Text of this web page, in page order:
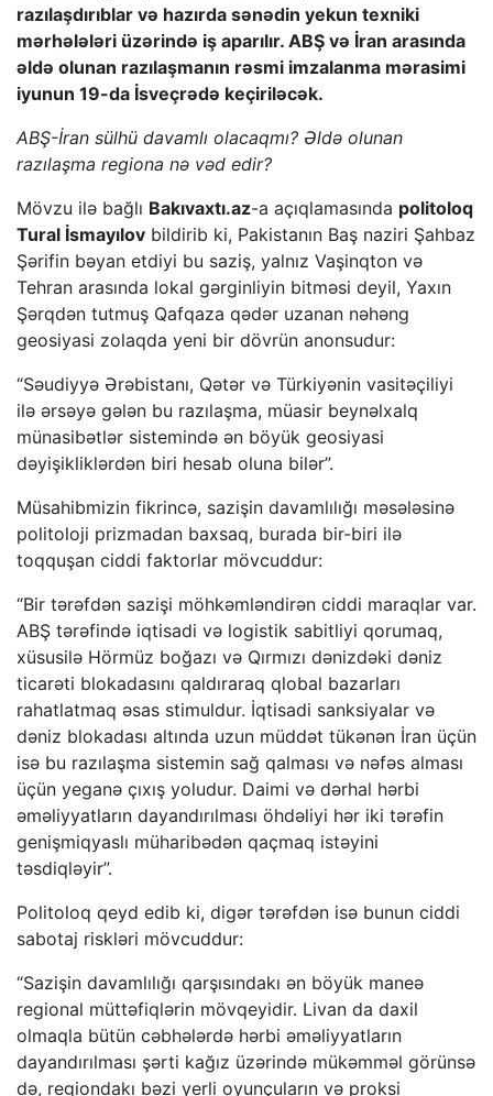
razılaşdırıblar və hazırda sənədin yekun texniki
mərhələləri üzərində iş aparılır. ABŞ və İran arasında
əldə olunan razılaşmanın rəsmi imzalanma mərasimi
iyunun 19-da İsveçrədə keçiriləcək.
ABŞ-İran sülhü davamlı olacaqmı? Əldə olunan
razılaşma regiona nə vəd edir?
Mövzu ilə bağlı Bakıvaxtı.az-a açıqlamasında politoloq
Tural İsmayılov bildirib ki, Pakistanın Baş naziri Şahbaz
Şərifin bəyan etdiyi bu saziş, yalnız Vaşinqton və
Tehran arasında lokal gərginliyin bitməsi deyil, Yaxın
Şərqdən tutmuş Qafqaza qədər uzanan nəhəng
geosiyasi zolaqda yeni bir dövrün anonsudur:
“Səudiyyə Ərəbistanı, Qətər və Türkiyənin vasitəçiliyi
ilə ərsəyə gələn bu razılaşma, müasir beynəlxalq
münasibətlər sistemində ən böyük geosiyasi
dəyişikliklərdən biri hesab oluna bilər”.
Müsahibmizin fikrincə, sazişin davamlılığı məsələsinə
politoloji prizmadan baxsaq, burada bir-biri ilə
toqquşan ciddi faktorlar mövcuddur:
“Bir tərəfdən sazişi möhkəmləndirən ciddi maraqlar var.
ABŞ tərəfində iqtisadi və logistik sabitliyi qorumaq,
xüsusilə Hörmüz boğazı və Qırmızı dənizdəki dəniz
ticarəti blokadasını qaldıraraq qlobal bazarları
rahatlatmaq əsas stimuldur. İqtisadi sanksiyalar və
dəniz blokadası altında uzun müddət tükənən İran üçün
isə bu razılaşma sistemin sağ qalması və nəfəs alması
üçün yeganə çıxış yoludur. Daimi və dərhal hərbi
əməliyyatların dayandırılması öhdəliyi hər iki tərəfin
genişmiqyaslı müharibədən qaçmaq istəyini
təsdiqləyir”.
Politoloq qeyd edib ki, digər tərəfdən isə bunun ciddi
sabotaj riskləri mövcuddur:
“Sazişin davamlılığı qarşısındakı ən böyük maneə
regional müttəfiqlərin mövqeyidir. Livan da daxil
olmaqla bütün cəbhələrdə hərbi əməliyyatların
dayandırılması şərti kağız üzərində mükəmməl görünsə
də, regiondakı bəzi yerli oyunçuların və proksi